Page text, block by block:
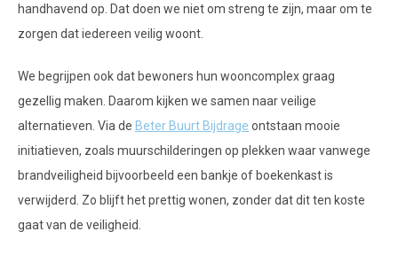
handhavend op. Dat doen we niet om streng te zijn, maar om te
zorgen dat iedereen veilig woont.
We begrijpen ook dat bewoners hun wooncomplex graag
gezellig maken. Daarom kijken we samen naar veilige
alternatieven. Via de Beter Buurt Bijdrage ontstaan mooie
initiatieven, zoals muurschilderingen op plekken waar vanwege
brandveiligheid bijvoorbeeld een bankje of boekenkast is
verwijderd. Zo blijft het prettig wonen, zonder dat dit ten koste
gaat van de veiligheid.